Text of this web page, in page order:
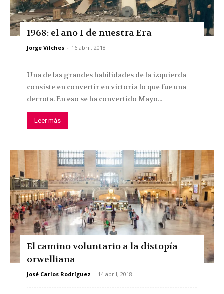
1968: el año I de nuestra Era
Jorge Vilches - 16 abril, 2018
Una de las grandes habilidades de la izquierda
consiste en convertir en victoria lo que fue una
derrota. En eso se ha convertido Mayo...
Leer más
El camino voluntario a la distopía
orwelliana
José Carlos Rodríguez - 14 abril, 2018